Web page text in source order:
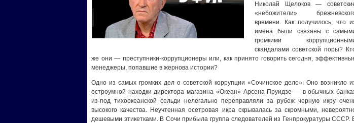
Николай Щелоков —
«небожители»
времени. Как получилось, что
имена были связаны с
громкими
скандалами советской поры?
же они — преступники-коррупционеры или, как принято говорить сегодня,
менеджеры, попавшие в жернова истории?
Одно из самых громких дел о советской коррупции «Сочинское дело». Оно возникло
остроумной находки директора магазина «Океан» Арсена Пруидзе — в обычных
из-под тихоокеанской сельди нелегально переправляли за рубеж черную икру
высокого качества. Неучтенная осетровая икра скрывалась за скромными,
дешевыми этикетками. В Сочи прибыла группа следователей из Генпрокуратуры СССР.